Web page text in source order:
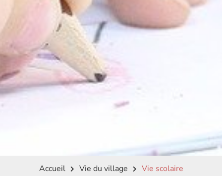
Accueil Vie du village Vie scolaire